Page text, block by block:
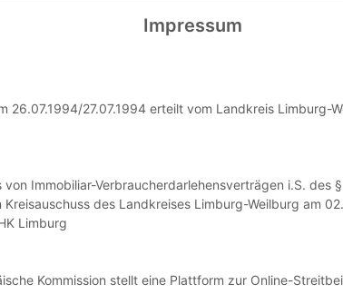
Impressum
27.07.1994 erteilt vom Landkreis Limburg-
Immobiliar-Verbraucherdarlehensverträgen i.S.
des Landkreises Limburg-Weilburg am
Limburg
Kommission stellt eine Plattform zur Online-